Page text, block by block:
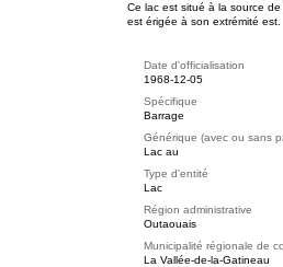
Ce lac est situé à la source
est érigée à son extrémité est.
Date d'officialisation
1968-12-05
Spécifique
Barrage
Générique (avec ou sans
Lac au
Type d'entité
Lac
Région administrative
Outaouais
Municipalité régionale de
La Vallée-de-la-Gatineau